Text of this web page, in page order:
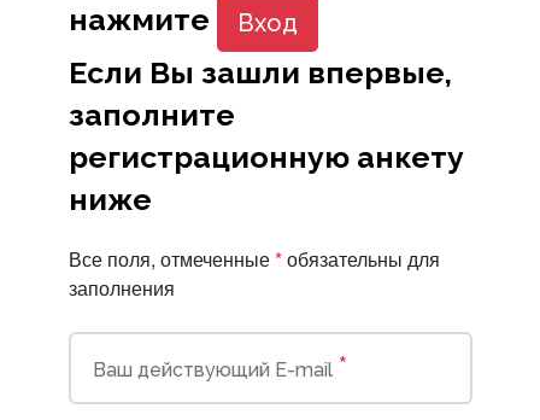
нажмите
Вход
Если Вы зашли впервые,
заполните
регистрационную анкету
ниже
Все поля, отмеченные*обязательны для
заполнения
Ваш действующий E-mail *